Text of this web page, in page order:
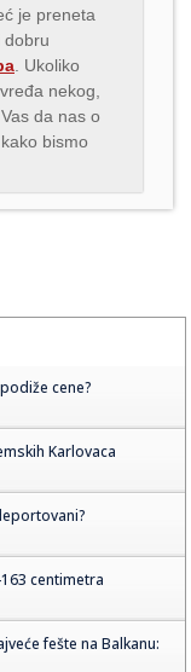
je preneta
dobru
. Ukoliko
nekog,
da nas o
bismo
cene?
Karlovaca
centimetra
fešte na Balkanu: